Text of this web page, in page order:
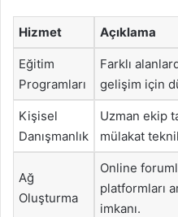
Hizmet Açıklama
Eğitim
Programları
Farklı
gelişim için
Kişisel
Danışmanlık
Uzman ekip
mülakat
Ağ
Oluşturma
Online
platformları
imkanı.